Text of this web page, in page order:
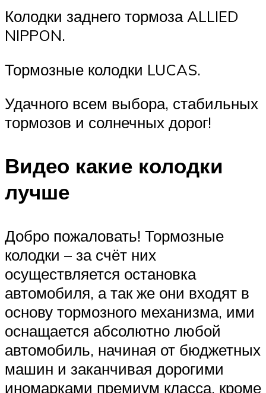
Колодки заднего тормоза ALLIED
NIPPON.
Тормозные колодки LUCAS.
Удачного всем выбора, стабильных
тормозов и солнечных дорог!
Видео какие колодки
лучше
Добро пожаловать! Тормозные
колодки – за счёт них
осуществляется остановка
автомобиля, а так же они входят в
основу тормозного механизма, ими
оснащается абсолютно любой
автомобиль, начиная от бюджетных
машин и заканчивая дорогими
иномарками премиум класса, кроме